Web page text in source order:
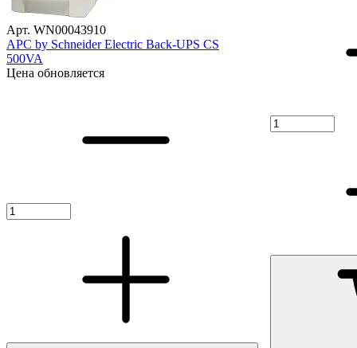
Арт. WN00043910
APC by Schneider Electric Back-UPS CS
500VA
Цена обновляется